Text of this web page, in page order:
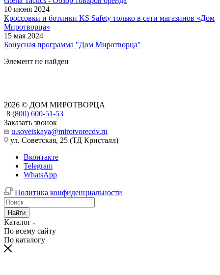
10 июня 2024
Кроссовки и ботинки KS Safety только в сети магазинов «Дом
Миротворца»
15 мая 2024
Бонусная программа "Дом Миротворца"
Элемент не найден
2026 © ДОМ МИРОТВОРЦА
8 (800) 600-51-53
Заказать звонок
u.sovetskaya@mirotvorecdv.ru
ул. Советская, 25 (ТД Кристалл)
Вконтакте
Telegram
WhatsApp
Политика конфиденциальности
Найти
Каталог
По всему сайту
По каталогу